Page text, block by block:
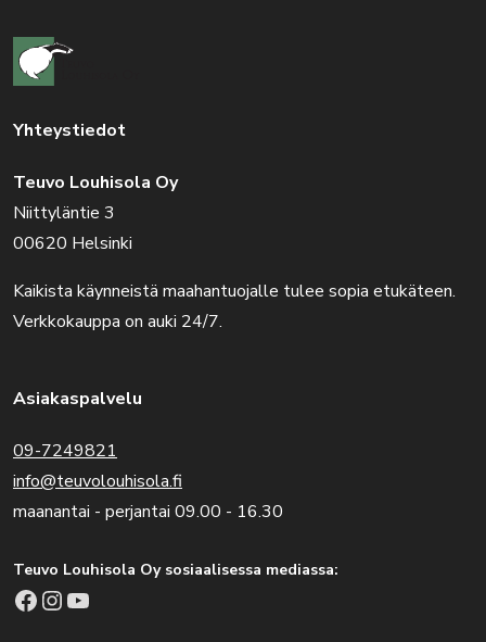
Yhteystiedot
Teuvo Louhisola Oy
Niittyläntie 3
00620 Helsinki
Kaikista käynneistä maahantuojalle tulee sopia etukäteen.
Verkkokauppa on auki 24/7.
Asiakaspalvelu
09-7249821
info@teuvolouhisola.fi
maanantai - perjantai 09.00 - 16.30
Teuvo Louhisola Oy sosiaalisessa mediassa:
Facebook Instagram YouTube